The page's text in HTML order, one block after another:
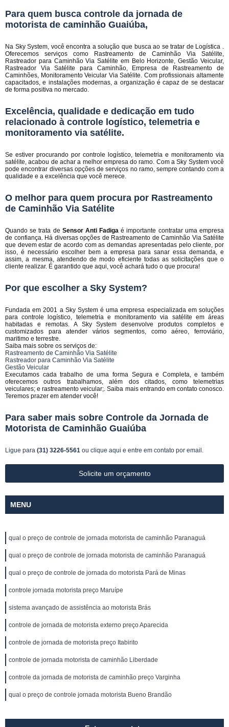
Para quem busca controle da jornada de
motorista de caminhão Guaiúba,
Na Sky System, você encontra a solução que busca ao se tratar de Logística .
Oferecemos serviços como Rastreamento de Caminhão Via Satélite,
Rastreador para Caminhão Via Satélite em Belo Horizonte, Gestão Veicular,
Rastreador Via Satélite para Caminhão, Empresa de Rastreamento de
Caminhões, Monitoramento Veicular Via Satélite. Com profissionais altamente
capacitados, e instalações modernas, a organização é capaz de se destacar
de forma positiva no mercado.
Excelência, qualidade e dedicação em tudo
relacionado à controle logístico, telemetria e
monitoramento via satélite.
Se estiver procurando por controle logístico, telemetria e monitoramento via
satélite, acabou de achar a melhor empresa do ramo. Com a Sky System você
pode encontrar diversas opções de serviços no ramo, sempre contando com a
qualidade e a excelência que você merece.
O melhor para quem procura por Rastreamento
de Caminhão Via Satélite
Quando se trata de Sensor Anti Fadiga é importante contratar uma empresa
de confiança. Há diversas opções de Rastreamento de Caminhão Via Satélite
que devem estar de acordo com as demandas apresentadas pelo cliente, por
isso, é necessário escolher bem a empresa para sanar essa demanda, e
assim, a mesma, atendendo de modo eficiente todas as solicitações que o
cliente realizar. É garantido que aqui, você achará tudo o que procura!
Por que escolher a Sky System?
Fundada em 2001 a Sky System é uma empresa especializada em soluções
para controle logístico, telemetria e monitoramento via satélite em áreas
habitadas e remotas. A Sky System desenvolve produtos completos e
customizados para atender vários segmentos, como aéreo, ferroviário,
maritimo e terrestre.
Saiba mais sobre os serviços de:
Rastreamento de Caminhão Via Satélite
Rastreador para Caminhão Via Satélite
Gestão Veicular
Executamos cada trabalho de uma forma Segura e Completa, e também
oferecemos outros trabalhamos, além dos citados, como telemetrias
veiculares; e rastreamento veicular;. Saiba mais entrando em contato conosco.
Teremos prazer em atender você!
Para saber mais sobre Controle da Jornada de
Motorista de Caminhão Guaiúba
Ligue para (31) 3226-5561 ou clique aqui e entre em contato por email.
Solicite um orçamento
MENU
qual o preço de controle de jornada motorista de caminhão Paranaguá
qual o preço de controle de jornada motorista de caminhão Paranaguá
qual o preço de controle de jornada do motorista Pará de Minas
controle jornada motorista preço Maruípe
sistema avançado de assistência ao motorista Brás
controle de jornada de motorista externo preço Aparecida
controle de jornada de motorista preço Itabirito
controle de jornada motorista de caminhão Liberdade
controle da jornada de motorista de caminhão preço Varginha
qual o preço de controle jornada motorista Bueno Brandão